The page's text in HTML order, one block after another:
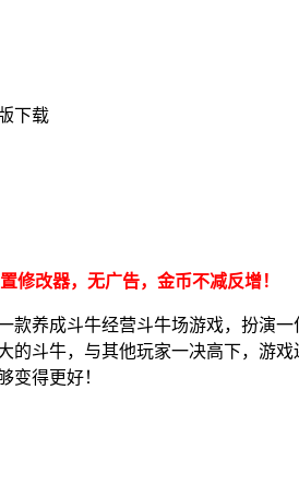
修改器，无广告，金币不减反增！
款养成斗牛经营斗牛场游戏，扮演
的斗牛，与其他玩家一决高下，游
变得更好！